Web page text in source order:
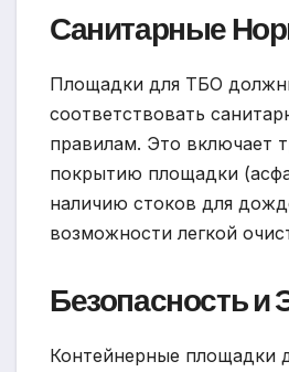
Санитарные
Площадки для ТБО
соответствовать
правилам. Это включает
покрытию площадки
наличию стоков для
возможности легкой
Безопасность и
Контейнерные площадки